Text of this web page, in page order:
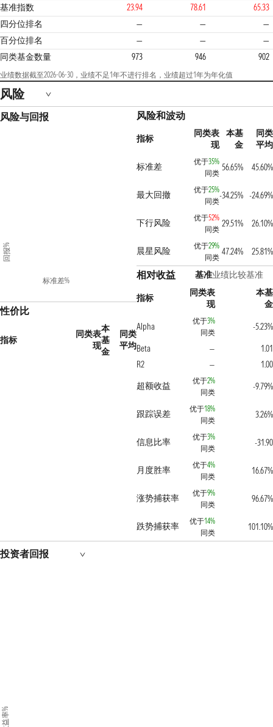
基准指数
23.94 78.61
65.33
四分位排名
— — —
1
百分位排名 — —
—
同类基金数量
973 946 902
业绩数据截至2026-06-30，业绩不足1年不进行排名，业绩超过1年为年化值
风险
风险与回报
标准差%
回报%
性价比
指标
同类表
现
本
基
金
同类
平均
风险和波动
指标
同类表
现
本基
金
同类
平均
标准差
优于35%
同类
56.65% 45.60%
最大回撤 优于25%
同类
-34.25% -24.69%
下行风险 优于52%
同类
29.51% 26.10%
晨星风险 优于29%
同类
47.24% 25.81%
相对收益 基准业绩比较基准
指标
同类表
现
本基
金
Alpha
优于3%
同类
-5.23%
Beta
—
1.01
R2
—
1.00
超额收益
优于2%
同类
-9.79%
跟踪误差 优于18%
同类
3.26%
信息比率 优于3%
同类
-31.90
月度胜率 优于4%
同类
16.67%
涨势捕获率 优于9%
同类
96.67%
跌势捕获率 优于14%
同类
101.10%
投资者回报
收益率%